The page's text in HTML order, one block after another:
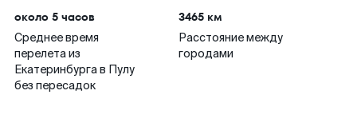
около 5 часов
Среднее время
перелета из
Екатеринбурга в Пулу
без пересадок
3465 км
Расстояние между
городами